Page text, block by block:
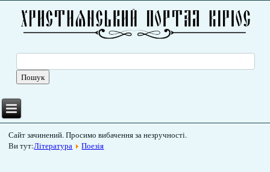
Сайт зачинений. Просимо вибачення за незручності.
Ви тут:Література Поезія